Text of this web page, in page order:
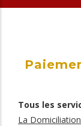
Tous les
La